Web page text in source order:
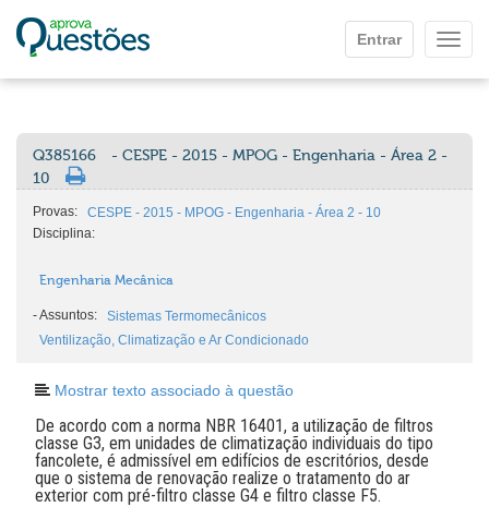
Entrar
Q385166
- CESPE - 2015 - MPOG - Engenharia - Área 2 -
10
Provas:
CESPE - 2015 - MPOG - Engenharia - Área 2 - 10
Disciplina:
Engenharia Mecânica
-Assuntos:
Sistemas Termomecânicos
Ventilização, Climatização e Ar Condicionado
Mostrar texto associado à questão
De acordo com a norma NBR 16401, a utilização de filtros
classe G3, em unidades de climatização individuais do tipo
fancolete, é admissível em edifícios de escritórios, desde
que o sistema de renovação realize o tratamento do ar
exterior com pré-filtro classe G4 e filtro classe F5.